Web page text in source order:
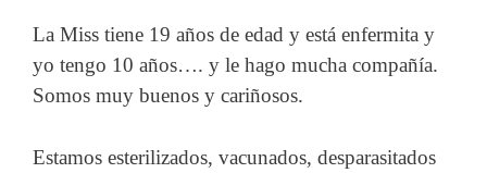
La Miss tiene 19 años de edad y está enfermita y
yo tengo 10 años…. y le hago mucha compañía.
Somos muy buenos y cariñosos.
Estamos esterilizados, vacunados, desparasitados